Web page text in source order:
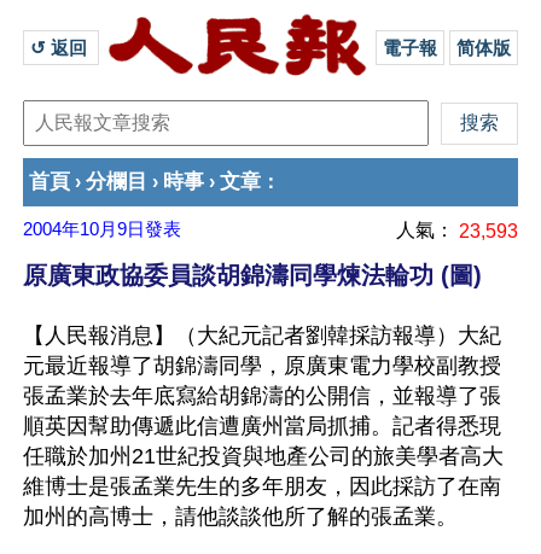
↺ 返回 電子報 简体版
首頁 › 分欄目 › 時事 › 文章 ：
2004年10月9日發表 人氣： 23,593
原廣東政協委員談胡錦濤同學煉法輪功 (圖)
【人民報消息】（大紀元記者劉韓採訪報導）大紀
元最近報導了胡錦濤同學，原廣東電力學校副教授
張孟業於去年底寫給胡錦濤的公開信，並報導了張
順英因幫助傳遞此信遭廣州當局抓捕。記者得悉現
任職於加州21世紀投資與地產公司的旅美學者高大
維博士是張孟業先生的多年朋友，因此採訪了在南
加州的高博士，請他談談他所了解的張孟業。